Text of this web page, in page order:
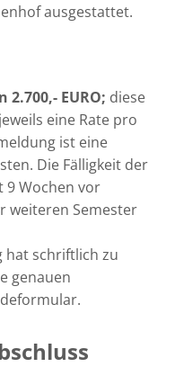
ausgestattet.
2.700,- EURO; diese
eine Rate pro
ist eine
Die Fälligkeit der
9 Wochen vor
weiteren Semester
hat schriftlich zu
genauen